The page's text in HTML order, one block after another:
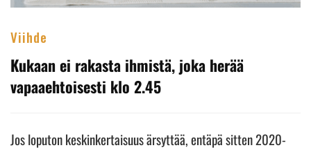
Viihde
Kukaan ei rakasta ihmistä, joka herää
vapaaehtoisesti klo 2.45
Jos loputon keskinkertaisuus ärsyttää, entäpä sitten 2020-